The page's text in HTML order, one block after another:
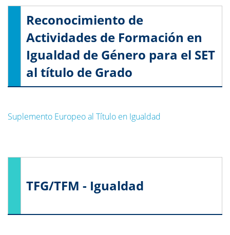
Reconocimiento de
Actividades de Formación en
Igualdad de Género para el SET
al título de Grado
Suplemento Europeo al Título en Igualdad
TFG/TFM - Igualdad